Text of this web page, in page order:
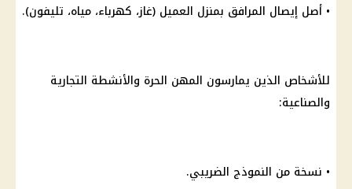
• أصل إيصال المرافق بمنزل العميل (غاز، كهرباء، مياه، تليفون).
للأشخاص الذين يمارسون المهن الحرة والأنشطة التجارية
والصناعية:
• نسخة من النموذج الضريبي.